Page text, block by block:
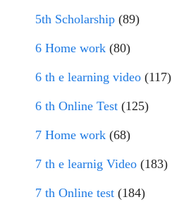
5th Scholarship (89)
6 Home work (80)
6 th e learning video (117)
6 th Online Test (125)
7 Home work (68)
7 th e learnig Video (183)
7 th Online test (184)